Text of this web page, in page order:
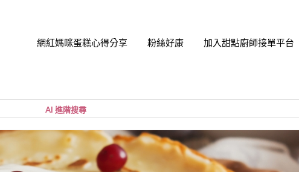
網紅媽咪蛋糕心得分享 粉絲好康 加入甜點廚師接單平台
小計:NT$0
密碼